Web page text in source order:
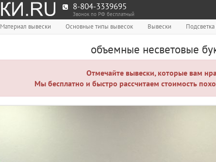
8-804-3339695
Звонок по РФ бесплатный
Материал вывески Основные типы вывесок Вывески
объемные несветовые
Отмечайте вывески, которые вам
Мы бесплатно и быстро рассчитаем стоимость